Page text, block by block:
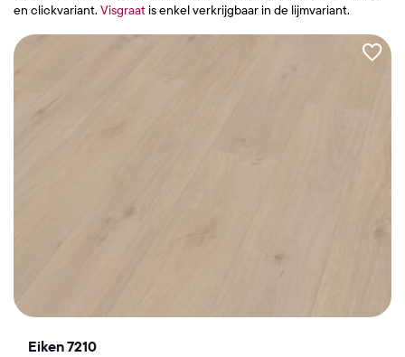
en clickvariant. Visgraat is enkel verkrijgbaar in de lijmvariant.
Eiken 7210